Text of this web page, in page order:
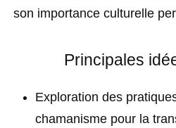
son importance culturelle
Principales
Exploration des
chamanisme pour la